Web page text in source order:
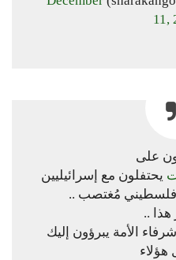
11,
على
يحتفلون مع إسرائيليين
مُغتصب ..
هذا ..
الأمة يبرؤون إليك